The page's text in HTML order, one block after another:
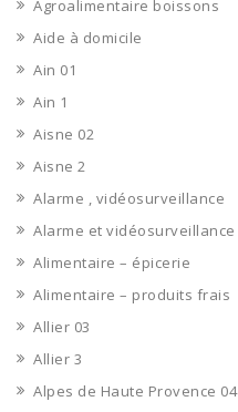
Agroalimentaire boissons
Aide à domicile
Ain 01
Ain 1
Aisne 02
Aisne 2
Alarme , vidéosurveillance
Alarme et vidéosurveillance
Alimentaire – épicerie
Alimentaire – produits frais
Allier 03
Allier 3
Alpes de Haute Provence 04